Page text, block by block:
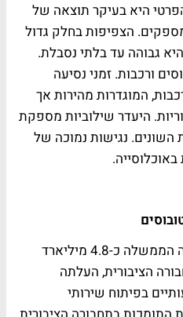
היא בעיקר תוצאה של
הצפיפות בחלק גדול
גבוהה עד בלתי נסבלת.
ורכבות. זמני נסיעה
המוגדרות מהירות אך
היעדר שילוביות מספקת
השונים. נגישות נמוכה של
על אף שבשנת 2017 העבירה הממשלה כ-4.8 מיליארד
הציבורית, העלתה
בפיתוח שירותי